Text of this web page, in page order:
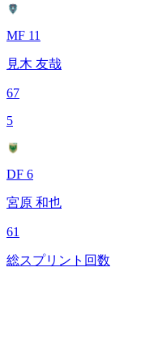
MF 11
見木 友哉
67
5
DF 6
宮原 和也
61
総スプリント回数